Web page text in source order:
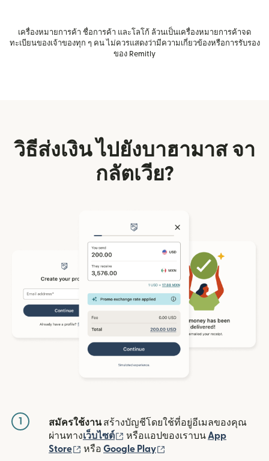
เครื่องหมายการค้า ชื่อการค้า และโลโก้ ล้วนเป็นเครื่องหมายการค้าจด
ทะเบียนของเจ้าของทุก ๆ คน ไม่ควรแสดงว่ามีความเกี่ยวข้องหรือการรับรอง
ของ Remitly
วิธีส่งเงิน ไปยังบาฮามาส จา
กลัตเวีย?
1 สมัครใช้งานสร้างบัญชีโดยใช้ที่อยู่อีเมลของคุณ
ผ่านทางเว็บไซต์ (เปิดในหน้าต่างใหม่)
หรือแอปของเราบน App
Store
(เปิดในหน้าต่างใหม่)
หรือ Google Play